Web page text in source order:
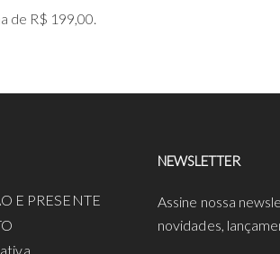
de R$ 199,00.
E PRESENTE
NEWSLETTER
Assine nossa
novidades,